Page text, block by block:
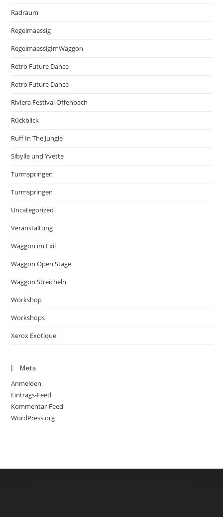
Radraum
Regelmaessig
RegelmaessigImWaggon
Retro Future Dance
Retro Future Dance
Riviera Festival Offenbach
Rückblick
Ruff In The Jungle
Sibylle und Yvette
Turmspringen
Turmspringen
Uncategorized
Veranstaltung
Waggon im Exil
Waggon Open Stage
Waggon Streicheln
Workshop
Workshops
Xerox Exotique
Meta
Anmelden
Eintrags-Feed
Kommentar-Feed
WordPress.org